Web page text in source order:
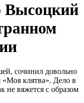
Высоцкий
сочинил довольно
«Моя клятва». Дело в
не вяжется с образом